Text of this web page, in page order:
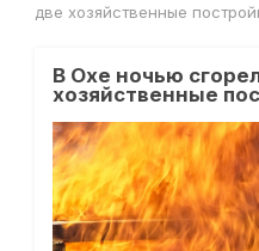
две хозяйственные
В Охе ночью
хозяйственные